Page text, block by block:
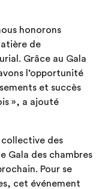
honorons
de
Grâce au Gala
l’opportunité
et succès
», a ajouté
collective des
Gala des chambres
Pour se
cet événement